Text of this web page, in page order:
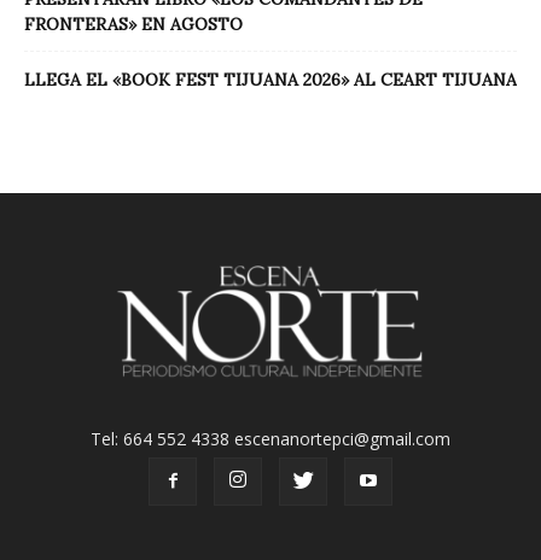
FRONTERAS» EN AGOSTO
LLEGA EL «BOOK FEST TIJUANA 2026» AL CEART TIJUANA
Tel: 664 552 4338 escenanortepci@gmail.com